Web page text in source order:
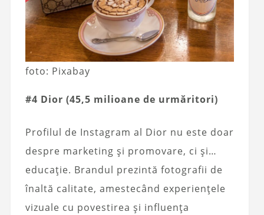
foto: Pixabay
#4 Dior (45,5 milioane de urmăritori)
Profilul de Instagram al Dior nu este doar
despre marketing și promovare, ci și…
educație. Brandul prezintă fotografii de
înaltă calitate, amestecând experiențele
vizuale cu povestirea și influența